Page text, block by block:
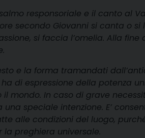
responsoriale e il canto al
secondo Giovanni si canta o
si faccia l’omelia. Alla fine
e la forma tramandati
di espressione della potenza
mondo. In caso di grave
speciale intenzione. E’
alle condizioni del luogo,
la preghiera universale.